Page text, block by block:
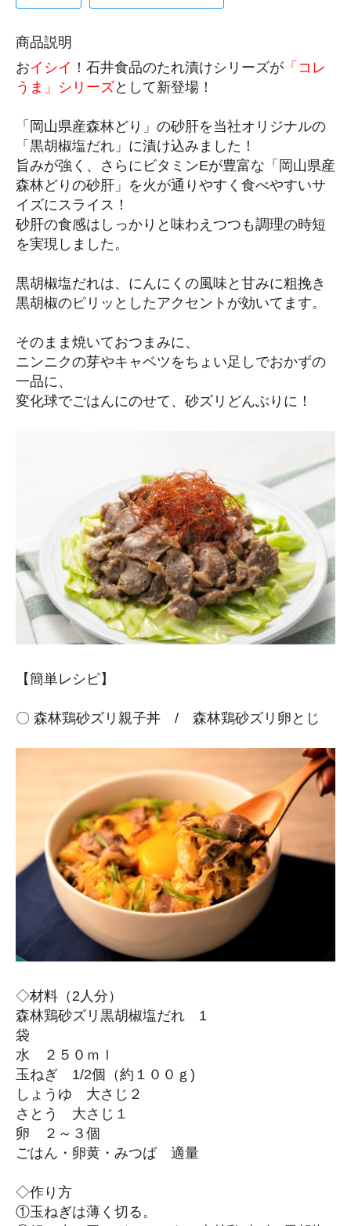
商品説明
おイシイ ！石井食品のたれ漬けシリーズが 「コレ
うま」シリーズとして新登場！
「岡山県産森林どり」の砂肝を当社オリジナルの
「黒胡椒塩だれ」に漬け込みました！
旨みが強く、さらにビタミンEが豊富な「岡山県産
森林どりの砂肝」を火が通りやすく食べやすいサ
イズにスライス！
砂肝の食感はしっかりと味わえつつも調理の時短
を実現しました。
黒胡椒塩だれは、にんにくの風味と甘みに粗挽き
黒胡椒のピリッとしたアクセントが効いてます。
そのまま焼いておつまみに、
ニンニクの芽やキャベツをちょい足しでおかずの
一品に、
変化球でごはんにのせて、砂ズリどんぶりに！
【簡単レシピ】
〇 森林鶏砂ズリ親子丼 / 森林鶏砂ズリ卵とじ
◇材料（2人分）
森林鶏砂ズリ黒胡椒塩だれ 1
袋
水 ２５０ｍｌ
玉ねぎ 1/2個（約１００ｇ)
しょうゆ 大さじ２
さとう 大さじ１
卵 ２～３個
ごはん・卵黄・みつば 適量
◇作り方
①玉ねぎは薄く切る。